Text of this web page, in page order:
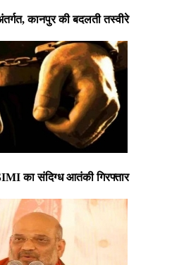
कानपुर की बदलती तस्वीरे
का संदिग्ध आतंकी गिरफ्तार